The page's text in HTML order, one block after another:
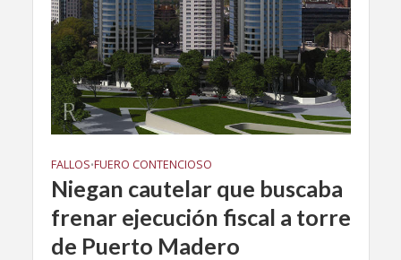
FALLOS•FUERO CONTENCIOSO
Niegan cautelar que buscaba
frenar ejecución fiscal a torre
de Puerto Madero